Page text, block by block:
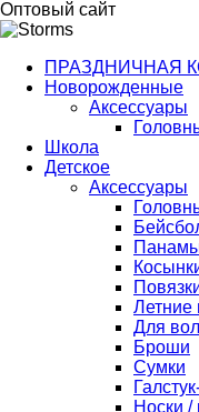
Оптовый сайт
ПРАЗДНИЧНАЯ
Новорожденные
Аксессуары
Школа
Детское
Аксессуары
Для
Броши
Сумки
Носки /